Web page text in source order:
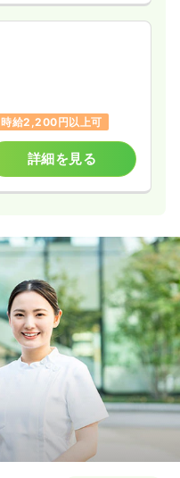
時給2,200円以上可
詳細を見る